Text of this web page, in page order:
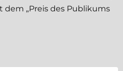
dem „Preis des Publikums